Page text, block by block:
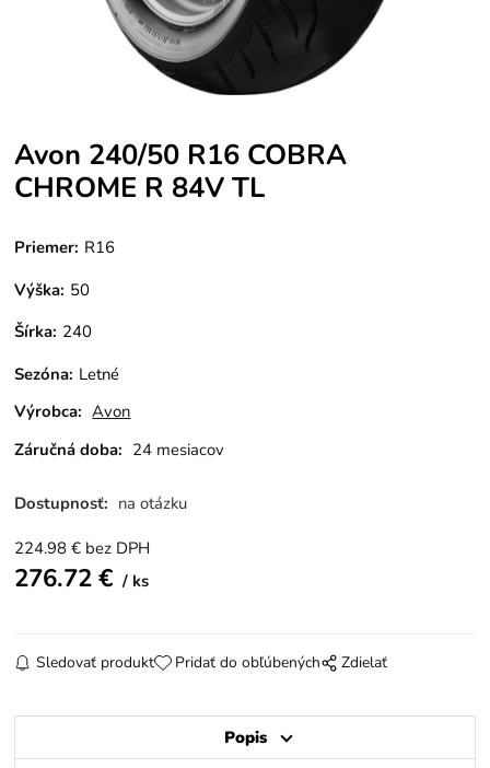
Avon 240/50 R16 COBRA
CHROME R 84V TL
Priemer: R16
Výška: 50
Šírka: 240
Sezóna: Letné
Výrobca: Avon
Záručná doba: 24 mesiacov
Dostupnosť: na otázku
224.98 € bez DPH
276.72€ ks
Sledovať produkt Pridať do obľúbených Zdielať
Popis